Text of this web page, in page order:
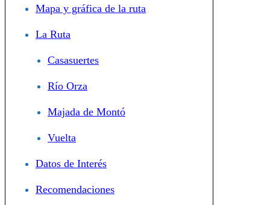
Mapa y gráfica de la ruta
La Ruta
Casasuertes
Río Orza
Majada de Montó
Vuelta
Datos de Interés
Recomendaciones